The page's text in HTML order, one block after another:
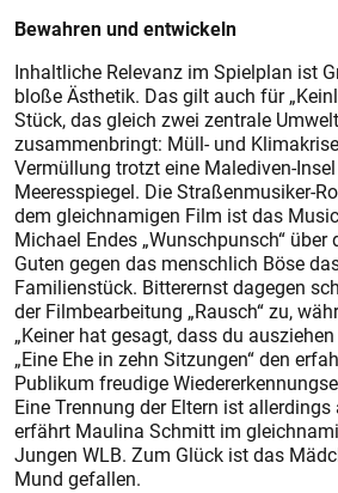
Bewahren und entwickeln
Inhaltliche Relevanz im Spielplan ist
bloße Ästhetik. Das gilt auch für
Stück, das gleich zwei zentrale
zusammenbringt: Müll- und
Vermüllung trotzt eine Malediven-
Meeresspiegel. Die Straßenmusiker-
dem gleichnamigen Film ist das
Michael Endes „Wunschpunsch“ über
Guten gegen das menschlich Böse
Familienstück. Bitterernst dagegen
der Filmbearbeitung „Rausch“ zu,
„Keiner hat gesagt, dass du
„Eine Ehe in zehn Sitzungen“ den
Publikum freudige
Eine Trennung der Eltern ist
erfährt Maulina Schmitt im
Jungen WLB. Zum Glück ist das
Mund gefallen.